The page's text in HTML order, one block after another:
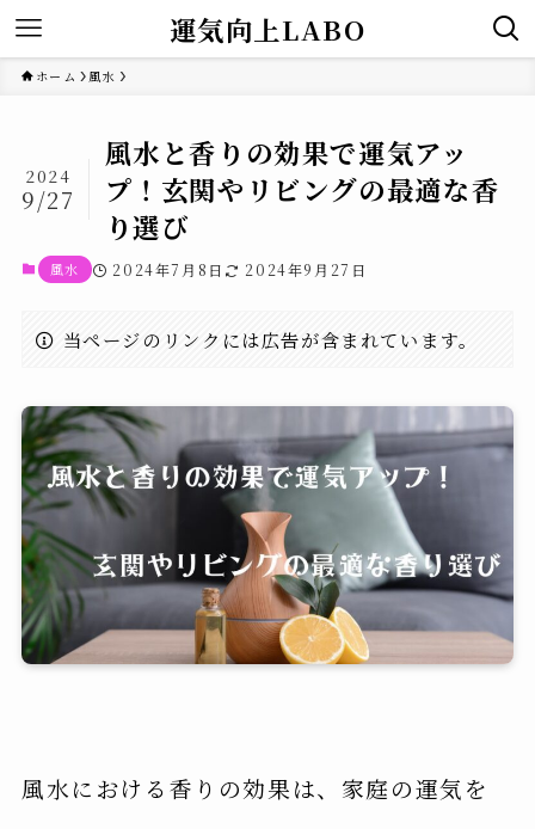
運気向上LABO
ホーム 風水
風水と香りの効果で運気アッ
プ！玄関やリビングの最適な香
り選び
2024
9/27
風水 2024年7月8日 2024年9月27日
当ページのリンクには広告が含まれています。
風水における香りの効果は、家庭の運気を